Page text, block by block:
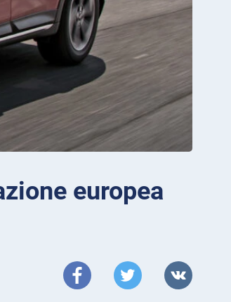
europea